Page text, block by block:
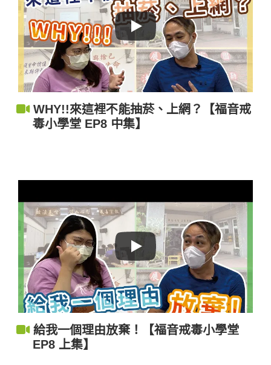
WHY!!來這裡不能抽菸、上網？【福音戒
毒小學堂 EP8 中集】
給我一個理由放棄！【福音戒毒小學堂
EP8 上集】